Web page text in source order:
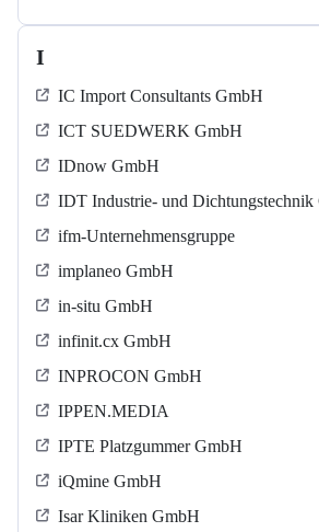
I
IC Import Consultants GmbH
ICT SUEDWERK GmbH
IDnow GmbH
IDT Industrie- und Dichtungstechnik
ifm-Unternehmensgruppe
implaneo GmbH
in-situ GmbH
infinit.cx GmbH
INPROCON GmbH
IPPEN.MEDIA
IPTE Platzgummer GmbH
iQmine GmbH
Isar Kliniken GmbH